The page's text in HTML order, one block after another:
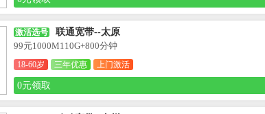
激活选号
联通宽带--太原
99元1000M110G+800分钟
18-60岁 三年优惠 上门激活
0元领取